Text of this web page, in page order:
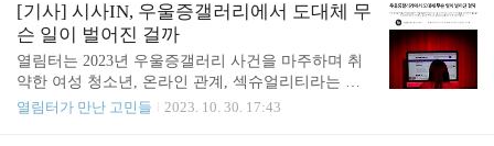
욕과 혐오 생산의 장이었다. 박대출 정책위의장이 내
뱉은 ‘시럽급여’라는 언설이 언론을 뒤덮었다. 최소
한의 사회안전망을 ‘사치’나 ‘과도한 복지’로 둔갑시
키는 언설은 보편적 복지를 축소·폐지하고 무한경쟁
주의를 확대하려는 이들의 단골 메뉴다. 이때 시민
중 특정 계층이 타깃이 돼 조롱을 받는다. 여기서 ‘이
[기사] 시사IN, 우울증갤러리에서 도대체 무
슨 일이 벌어진 걸까
열림터는 2023년 우울증갤러리 사건을 마주하며 취
약한 여성 청소년, 온라인 관계, 섹슈얼리티라는 키
워드를 다시금 잘 살펴봐야 한다는 점을 고민했습니
열림터가 만난 고민들 2023. 10. 30. 17:43